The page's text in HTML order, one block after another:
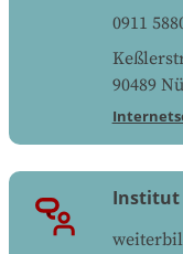
0911
90489
Institut